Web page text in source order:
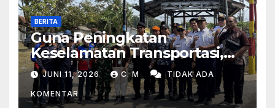
BERITA
Guna Peningkatan
Keselamatan Transportasi,
Peninjauan Lapangan
Perlintasan Kereta Api Di
Wilayah Tasikmalaya
JUNI 11, 2026 C. M TIDAK ADA
KOMENTAR